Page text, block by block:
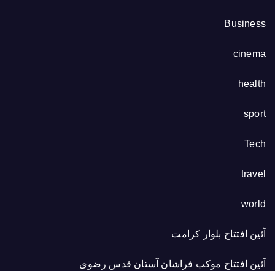
Business
cinema
health
sport
Tech
travel
world
آئین افتتاح بلوار کرامت
آئین افتتاح موکب فراشان آستان قدس رضوی